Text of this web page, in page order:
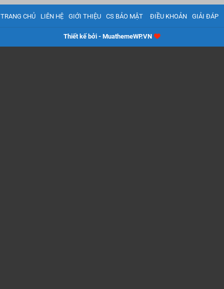
TRANG CHỦ LIÊN HỆ GIỚI THIỆU CS BẢO MẬT ĐIỀU KHOẢN GIẢI ĐÁP
Thiết kế bởi - MuathemeWP.VN